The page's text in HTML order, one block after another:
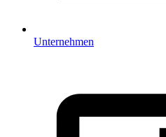
Unternehmen